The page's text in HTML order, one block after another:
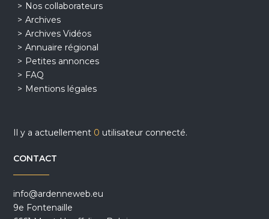
Nos collaborateurs
Archives
Archives Vidéos
Annuaire régional
Petites annonces
FAQ
Mentions légales
Il y a actuellement 0 utilisateur connecté.
CONTACT
info@ardenneweb.eu
9e Fontenaille